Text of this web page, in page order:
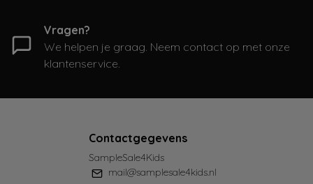
Vragen?
We helpen je graag. Neem contact op met onze
klantenservice.
Contactgegevens
SampleSale4Kids
mail@samplesale4kids.nl